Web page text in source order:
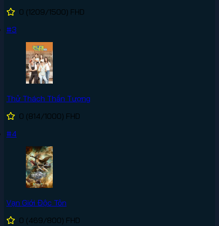
0 (1209/1500) FHD
#3
Thử Thách Thần Tượng
0 (814/1000) FHD
#4
Vạn Giới Độc Tôn
0 (469/800) FHD